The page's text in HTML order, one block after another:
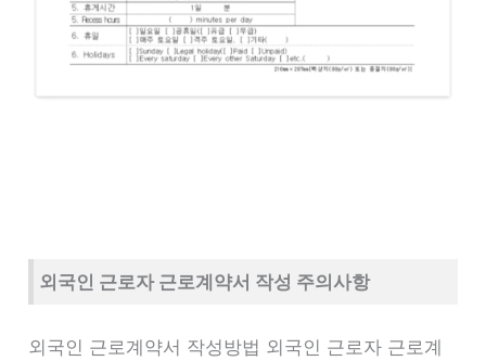
외국인 근로자 근로계약서 작성 주의사항
외국인 근로계약서 작성방법 외국인 근로자 근로계